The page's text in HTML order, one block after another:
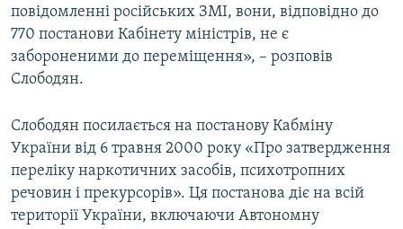
повідомленні російських ЗМІ, вони, відповідно до
770 постанови Кабінету міністрів, не є
забороненими до переміщення», – розповів
Слободян.
Слободян посилається на постанову Кабміну
України від 6 травня 2000 року «Про затвердження
переліку наркотичних засобів, психотропних
речовин і прекурсорів». Ця постанова діє на всій
території України, включаючи Автономну